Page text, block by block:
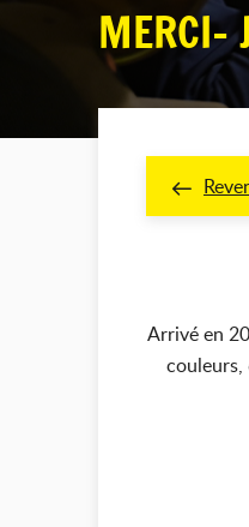
MERCI-
Arrivé en
couleurs,